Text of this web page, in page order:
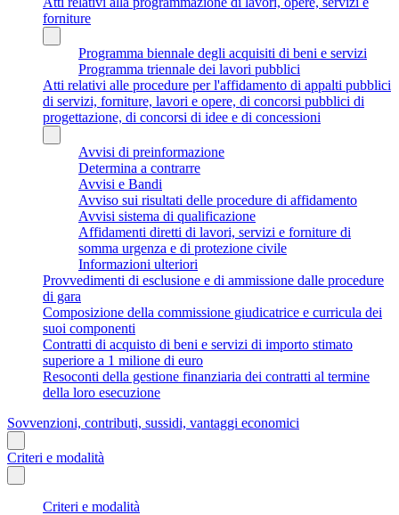
forniture
Programma biennale degli acquisiti di beni e servizi
Programma triennale dei lavori pubblici
Atti relativi alle procedure per l'affidamento di appalti pubblici
di servizi, forniture, lavori e opere, di concorsi pubblici di
progettazione, di concorsi di idee e di concessioni
Avvisi di preinformazione
Determina a contrarre
Avvisi e Bandi
Avviso sui risultati delle procedure di affidamento
Avvisi sistema di qualificazione
Affidamenti diretti di lavori, servizi e forniture di
somma urgenza e di protezione civile
Informazioni ulteriori
Provvedimenti di esclusione e di ammissione dalle procedure
di gara
Composizione della commissione giudicatrice e curricula dei
suoi componenti
Contratti di acquisto di beni e servizi di importo stimato
superiore a 1 milione di euro
Resoconti della gestione finanziaria dei contratti al termine
della loro esecuzione
Sovvenzioni, contributi, sussidi, vantaggi economici
Criteri e modalità
Criteri e modalità